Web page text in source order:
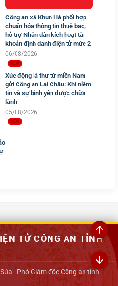
Công an xã Khun Há phối hợp
chuẩn hóa thông tin thuê bao,
hỗ trợ Nhân dân kích hoạt tài
khoản định danh điện tử mức 2
06/08/2026
Xúc động lá thư từ miền Nam
gửi Công an Lai Châu: Khi niềm
tin và sự bình yên được chữa
lành
05/08/2026
TỬ CÔNG AN TỈNH
- Phó Giám đốc Công an tỉnh -